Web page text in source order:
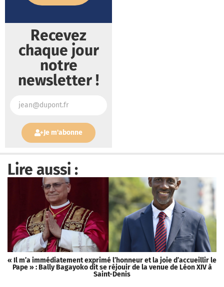
Recevez
chaque jour
notre
newsletter !
Je m'abonne
Lire aussi :
« Il m’a immédiatement exprimé l’honneur et la joie d’accueillir le
Pape » : Bally Bagayoko dit se réjouir de la venue de Léon XIV à
Saint-Denis